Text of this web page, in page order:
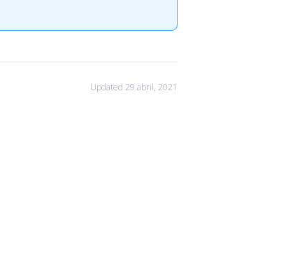
Updated 29 abril, 2021